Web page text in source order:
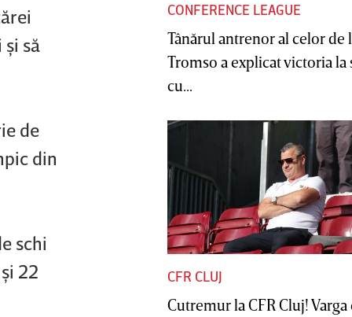
să
de
din
schi
22
CONFERENCE LEAGUE
Tânărul antrenor al celor de
Tromso a explicat victoria la
cu...
CFR CLUJ
Cutremur la CFR Cluj! Varga